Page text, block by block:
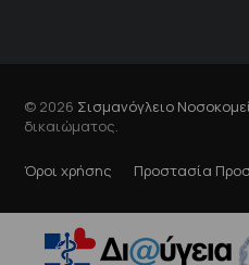
© 2026 Σισμανόγλειο
δικαιώματος.
Όροι χρήσης Προστασία